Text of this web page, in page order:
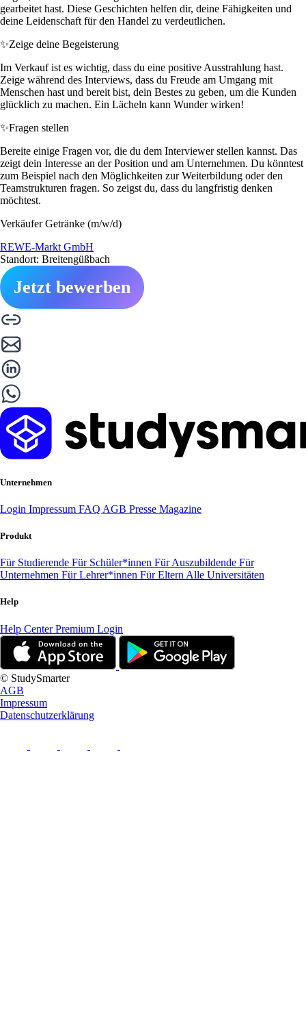
gearbeitet hast. Diese Geschichten helfen dir, deine Fähigkeiten und
deine Leidenschaft für den Handel zu verdeutlichen.
✨Zeige deine Begeisterung
Im Verkauf ist es wichtig, dass du eine positive Ausstrahlung hast.
Zeige während des Interviews, dass du Freude am Umgang mit
Menschen hast und bereit bist, dein Bestes zu geben, um die Kunden
glücklich zu machen. Ein Lächeln kann Wunder wirken!
✨Fragen stellen
Bereite einige Fragen vor, die du dem Interviewer stellen kannst. Das
zeigt dein Interesse an der Position und am Unternehmen. Du könntest
zum Beispiel nach den Möglichkeiten zur Weiterbildung oder den
Teamstrukturen fragen. So zeigst du, dass du langfristig denken
möchtest.
Verkäufer Getränke (m/w/d)
REWE-Markt GmbH
Standort: Breitengüßbach
Jetzt bewerben
Unternehmen
Login Impressum FAQ AGB Presse Magazine
Produkt
Für Studierende Für Schüler*innen Für Auszubildende Für
Unternehmen Für Lehrer*innen Für Eltern Alle Universitäten
Help
Help CenterPremium Login
© StudySmarter
AGB
Impressum
Datenschutzerklärung